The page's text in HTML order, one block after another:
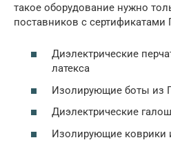
такое оборудование нужно
поставников с сертификатами
Диэлектрические
латекса
Изолирующие боты из
Диэлектрические
Изолирующие коврики